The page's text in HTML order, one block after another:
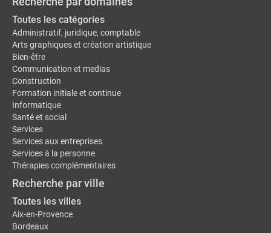
Toutes les catégories
Administratif, juridique, comptable
Arts graphiques et création artistique
Bien-être
Communication et medias
Construction
Formation initiale et continue
Informatique
Santé et social
Services
Services aux entreprises
Services à la personne
Thérapies complémentaires
Recherche par ville
Toutes les villes
Aix-en-Provence
Bordeaux